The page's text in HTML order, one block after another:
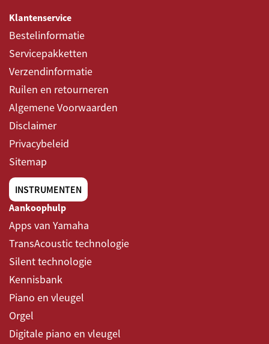
Klantenservice
Bestelinformatie
Servicepakketten
Verzendinformatie
Ruilen en retourneren
Algemene Voorwaarden
Disclaimer
Privacybeleid
Sitemap
INSTRUMENTEN
Aankoophulp
Apps van Yamaha
TransAcoustic technologie
Silent technologie
Kennisbank
Piano en vleugel
Orgel
Digitale piano en vleugel